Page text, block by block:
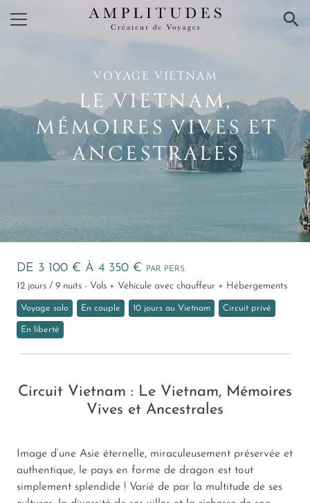
×
VOYAGE VIETNAM
LE VIETNAM,
MÉMOIRES VIVES ET
ANCESTRALES
DE 3 100 € À 4 350 € PAR PERS.
12 jours / 9 nuits - Vols + Véhicule avec chauffeur + Hébergements
Voyage solo En couple 10 jours au Vietnam Circuit privé
En liberté
Circuit Vietnam : Le Vietnam, Mémoires
Vives et Ancestrales
Image d’une Asie éternelle, miraculeusement préservée et
authentique, le pays en forme de dragon est tout
simplement splendide ! Varié de par la multitude de ses